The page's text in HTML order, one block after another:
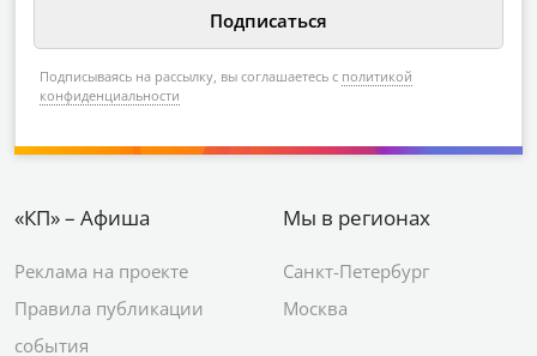
Подписываясь на рассылку, вы соглашаетесь с политикой
конфиденциальности
«КП» – Афиша
Реклама на проекте
Правила публикации
события
Мы в регионах
Санкт-Петербург
Москва